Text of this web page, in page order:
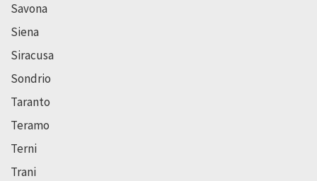
Savona
Siena
Siracusa
Sondrio
Taranto
Teramo
Terni
Trani